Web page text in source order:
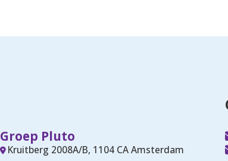
Groep Pluto
Kruitberg 2008A/B, 1104 CA Amsterdam